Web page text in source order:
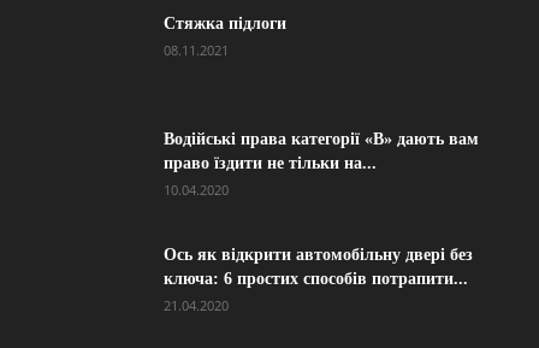
Стяжка підлоги
08.11.2021
Водійські права категорії «B» дають вам
право їздити не тільки на...
10.04.2020
Ось як відкрити автомобільну двері без
ключа: 6 простих способів потрапити...
21.04.2020